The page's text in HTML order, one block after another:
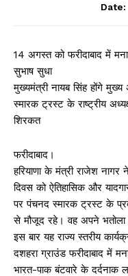
Date:
14 अगस्त को फरीदाबाद में
सुभाष सुधा
मुख्यमंत्री नायब सिंह होंगे
स्मारक ट्रस्ट के राष्ट्रीय
शिरकत
फरीदाबाद।
हरियाणा के मंत्री राजेश नागर
दिवस को ऐतिहासिक और
पर पंचनद स्मारक ट्रस्ट के
से मौजूद रहे। वह अपने भतोला
इस बार यह राज्य स्तरीय
दशहरा ग्राउंड फरीदाबाद में
भारत-पाक बंटवारे के दर्दनाक